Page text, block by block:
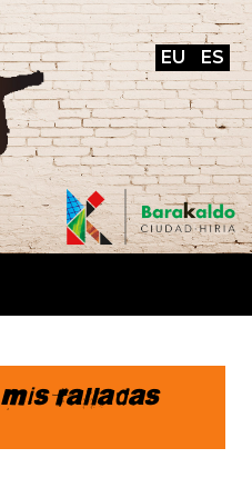
EU ES
Mis ralladas